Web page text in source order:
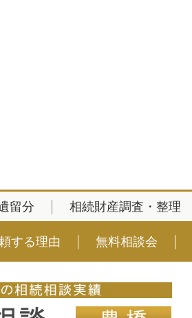
留分 相続財産調査・整理
する理由 無料相談会